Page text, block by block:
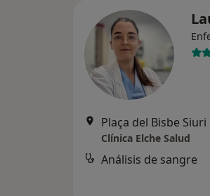
Clínica Elche Salud
Análisis de sangre